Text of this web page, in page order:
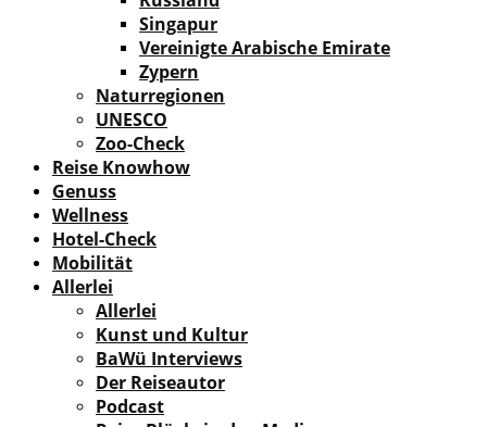
Singapur
Vereinigte Arabische Emirate
Zypern
Naturregionen
UNESCO
Zoo-Check
Reise Knowhow
Genuss
Wellness
Hotel-Check
Mobilität
Allerlei
Allerlei
Kunst und Kultur
BaWü Interviews
Der Reiseautor
Podcast